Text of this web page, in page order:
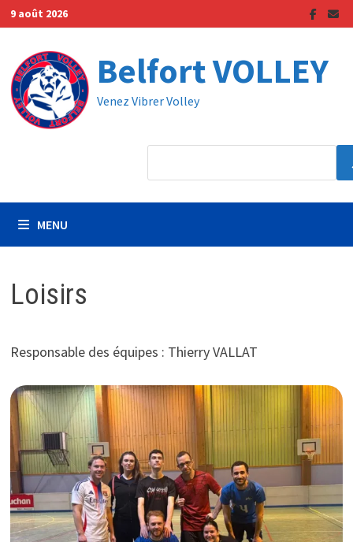
Passer
au
contenu
9 août 2026
Belfort VOLLEY
Venez Vibrer Volley
MENU
Loisirs
Responsable des équipes : Thierry VALLAT